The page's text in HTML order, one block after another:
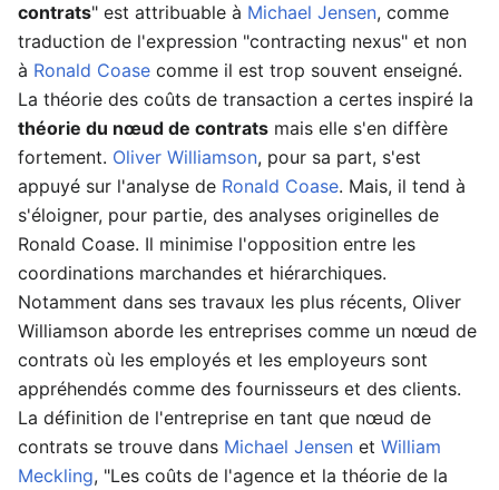
contrats" est attribuable à Michael Jensen, comme
traduction de l'expression "contracting nexus" et non
à Ronald Coase comme il est trop souvent enseigné.
La théorie des coûts de transaction a certes inspiré la
théorie du nœud de contrats mais elle s'en diffère
fortement. Oliver Williamson, pour sa part, s'est
appuyé sur l'analyse de Ronald Coase. Mais, il tend à
s'éloigner, pour partie, des analyses originelles de
Ronald Coase. Il minimise l'opposition entre les
coordinations marchandes et hiérarchiques.
Notamment dans ses travaux les plus récents, Oliver
Williamson aborde les entreprises comme un nœud de
contrats où les employés et les employeurs sont
appréhendés comme des fournisseurs et des clients.
La définition de l'entreprise en tant que nœud de
contrats se trouve dans Michael Jensen et William
Meckling, "Les coûts de l'agence et la théorie de la